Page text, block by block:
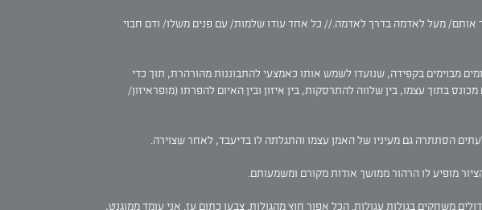
מעל לאדמה בדרך לאדמה.// כל אחד עודו שלמות/ עם פנים משלו/ ודם חבוי
מבוימים בקפידה, שנועדו לשמש אותו כאמצעי להתבוננות מהורהרת, תוך כדי
בתוך עצמו, בין שלווה להתרסקות, בין איזון ובין האיום להפרתו (מופראיזון/
הסתתרה גם מעיניו של האמן עצמו והתגלתה לו בדיעבד, לאחר שצוירה.
מופיע לו הרהור ממושך אודות מקורם ומשמעותם.
משחקים בגולות עגולות. הכל אפור חוץ מהגולות. צבען כתום עז. אני עומד ממוגנט,